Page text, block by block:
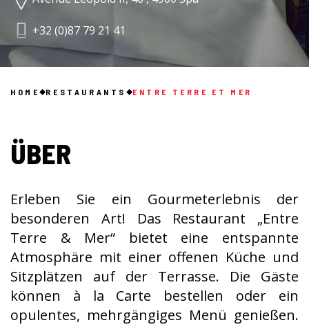
+32 (0)87 79 21 41
HOME RESTAURANTS ENTRE TERRE ET MER
ÜBER
Erleben Sie ein Gourmeterlebnis der
besonderen Art! Das Restaurant „Entre
Terre & Mer“ bietet eine entspannte
Atmosphäre mit einer offenen Küche und
Sitzplätzen auf der Terrasse. Die Gäste
können à la Carte bestellen oder ein
opulentes, mehrgängiges Menü genießen.